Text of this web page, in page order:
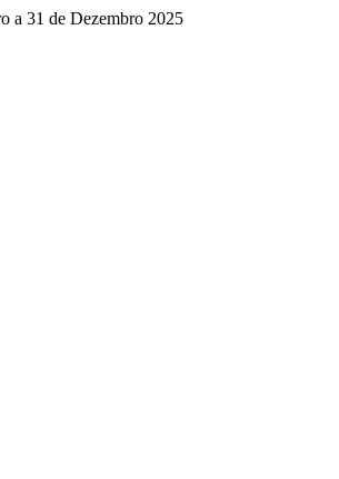
a 31 de Dezembro 2025